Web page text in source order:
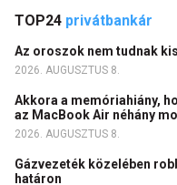
TOP24 privátbankár
Az oroszok nem tudnak
2026. AUGUSZTUS 8.
Akkora a memóriahiány,
az MacBook Air néhány
2026. AUGUSZTUS 8.
Gázvezeték közelében
határon